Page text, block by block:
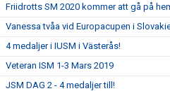
Friidrotts SM 2020 kommer att gå på
Vanessa tvåa vid Europacupen i
4 medaljer i IUSM i Västerås!
Veteran ISM 1-3 Mars 2019
JSM DAG 2 - 4 medaljer till!